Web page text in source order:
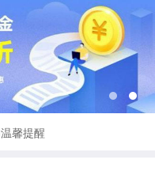
公司完成公司名称及法定代
馨提醒